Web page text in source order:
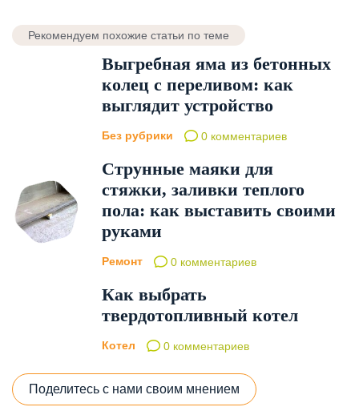
Рекомендуем похожие статьи по теме
Выгребная яма из бетонных
колец с переливом: как
выглядит устройство
Без рубрики 0 комментариев
Струнные маяки для
стяжки, заливки теплого
пола: как выставить своими
руками
Ремонт 0 комментариев
Как выбрать
твердотопливный котел
Котел 0 комментариев
Поделитесь с нами своим мнением